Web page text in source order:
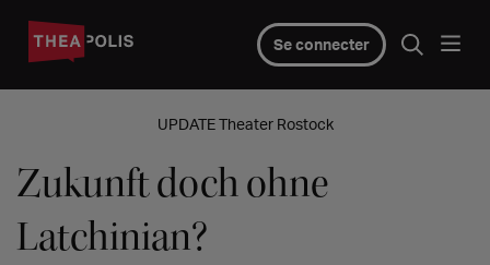
Se connecter
UPDATE Theater Rostock
Zukunft doch ohne
Latchinian?